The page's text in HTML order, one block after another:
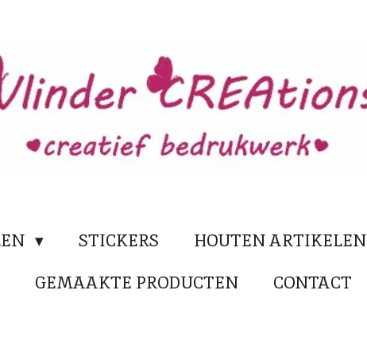
STICKERS HOUTEN ARTIKELEN
GEMAAKTE PRODUCTEN CONTACT